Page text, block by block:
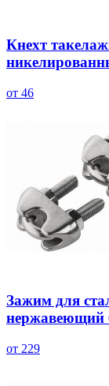
Кнехт
от 46
Зажим для
нержавеющий
от 229